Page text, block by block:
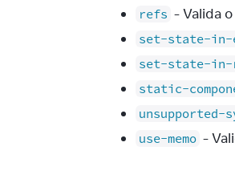
refs - Valida
set-state-
set-state-in-
static-
unsupported-
use-memo -